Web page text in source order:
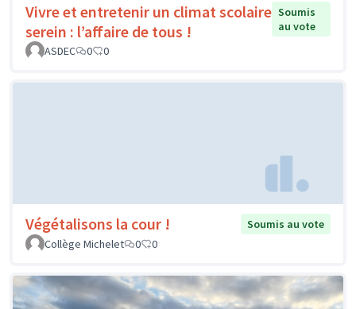
Vivre et entretenir un climat scolaire
serein : l’affaire de tous !
Soumis
au vote
ASDEC
0 0
Végétalisons la cour !
Soumis au vote
Collège Michelet
0 0